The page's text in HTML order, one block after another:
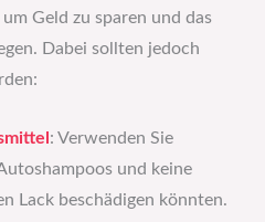
Geld zu sparen und das
Dabei sollten jedoch
: Verwenden Sie
und keine
Lack beschädigen könnten.